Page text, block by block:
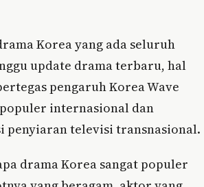
Korea yang ada seluruh
update drama terbaru, hal
pengaruh Korea Wave
internasional dan
penyiaran televisi transnasional.
drama Korea sangat populer